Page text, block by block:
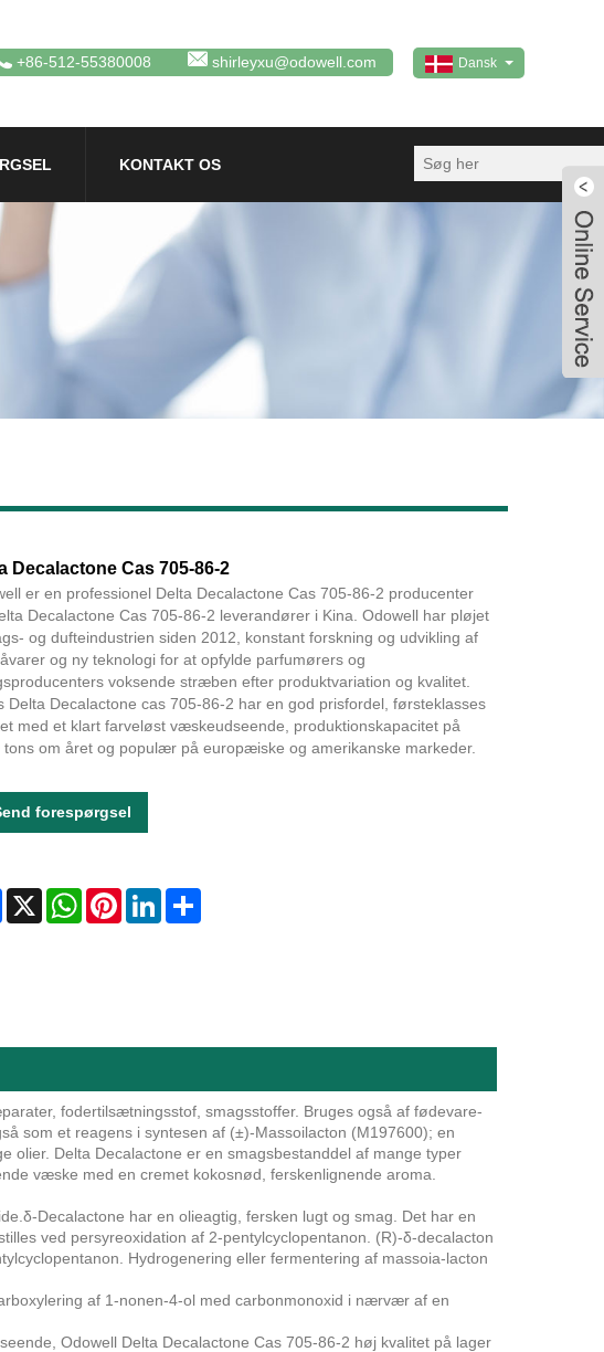
Dansk
+86-512-55380008 shirleyxu@odowell.com
KONTAKT OS
Decalactone Cas 705-86-2
er en professionel Delta Decalactone Cas 705-86-2 producenter
Decalactone Cas 705-86-2 leverandører i Kina. Odowell har pløjet
og dufteindustrien siden 2012, konstant forskning og udvikling af
og ny teknologi for at opfylde parfumørers og
voksende stræben efter produktvariation og kvalitet.
Delta Decalactone cas 705-86-2 har en god prisfordel, førsteklasses
med et klart farveløst væskeudseende, produktionskapacitet på
tons om året og populær på europæiske og amerikanske markeder.
forespørgsel
Facebook
X WhatsAppPinterestLinkedInShare
fodertilsætningsstof, smagsstoffer. Bruges også af fødevare-
som et reagens i syntesen af ​​(±)-Massoilacton (M197600); en
olier. Delta Decalactone er en smagsbestanddel af mange typer
væske med en cremet kokosnød, ferskenlignende aroma.
Decalactone har en olieagtig, fersken lugt og smag. Det har en
ved persyreoxidation af 2-pentylcyclopentanon. (R)-δ-decalacton
Hydrogenering eller fermentering af massoia-lacton
af 1-nonen-4-ol med carbonmonoxid i nærvær af en
Odowell Delta Decalactone Cas 705-86-2 høj kvalitet på lager